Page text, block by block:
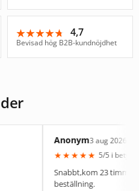
★★★★★
★★★★★ 4,7
Bevisad hög B2B-kundnöjdhet
3 aug 2026
5/5 i betyg
Snabbt,kom 23 timmar efter